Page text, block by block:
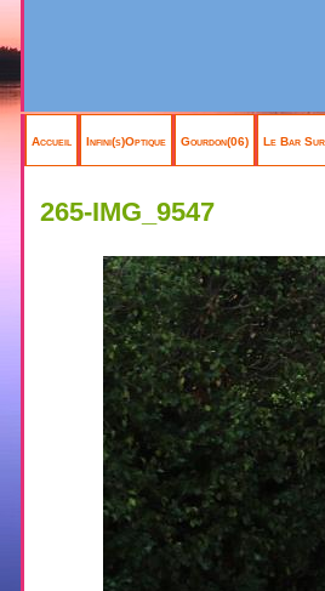
Accueil Infini(s)Optique Gourdon(06) Le Bar
265-IMG_9547